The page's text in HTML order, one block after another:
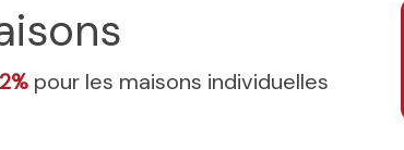
pour les maisons individuelles